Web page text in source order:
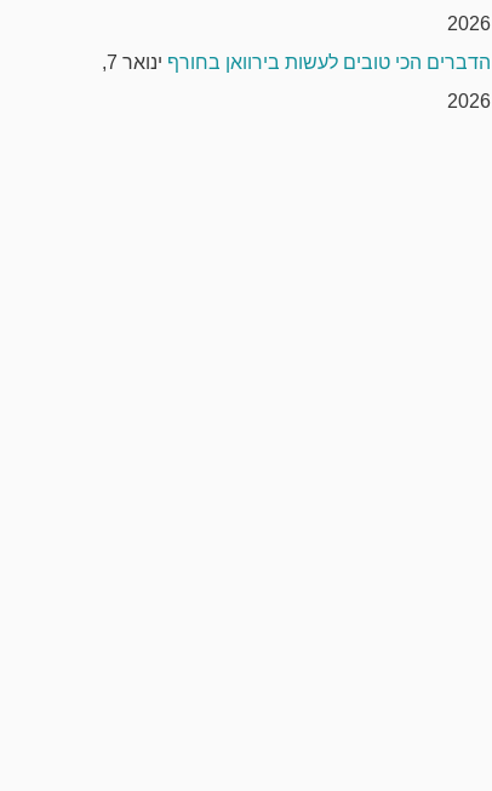
2026
הדברים הכי טובים לעשות בירוואן בחורף
ינואר 7,
2026